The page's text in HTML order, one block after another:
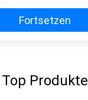
Fortsetzen
Top Produkte